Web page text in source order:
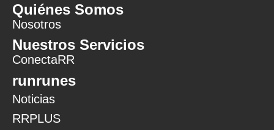
Quiénes Somos
Nosotros
Nuestros Servicios
ConectaRR
runrunes
Noticias
RRPLUS